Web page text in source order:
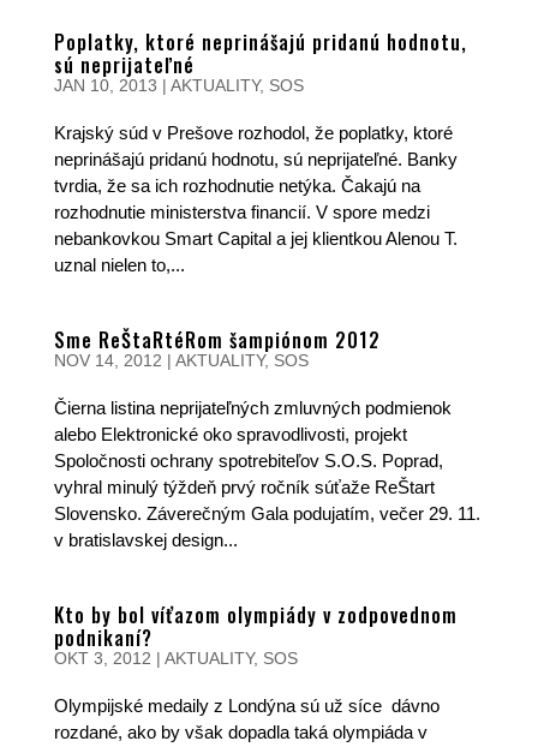
Poplatky, ktoré neprinášajú pridanú hodnotu,
sú neprijateľné
JAN 10, 2013 | AKTUALITY, SOS
Krajský súd v Prešove rozhodol, že poplatky, ktoré
neprinášajú pridanú hodnotu, sú neprijateľné. Banky
tvrdia, že sa ich rozhodnutie netýka. Čakajú na
rozhodnutie ministerstva financií. V spore medzi
nebankovkou Smart Capital a jej klientkou Alenou T.
uznal nielen to,...
Sme ReŠtaRtéRom šampiónom 2012
NOV 14, 2012 | AKTUALITY, SOS
Čierna listina neprijateľných zmluvných podmienok
alebo Elektronické oko spravodlivosti, projekt
Spoločnosti ochrany spotrebiteľov S.O.S. Poprad,
vyhral minulý týždeň prvý ročník súťaže ReŠtart
Slovensko. Záverečným Gala podujatím, večer 29. 11.
v bratislavskej design...
Kto by bol víťazom olympiády v zodpovednom
podnikaní?
OKT 3, 2012 | AKTUALITY, SOS
Olympijské medaily z Londýna sú už síce dávno
rozdané, ako by však dopadla taká olympiáda v